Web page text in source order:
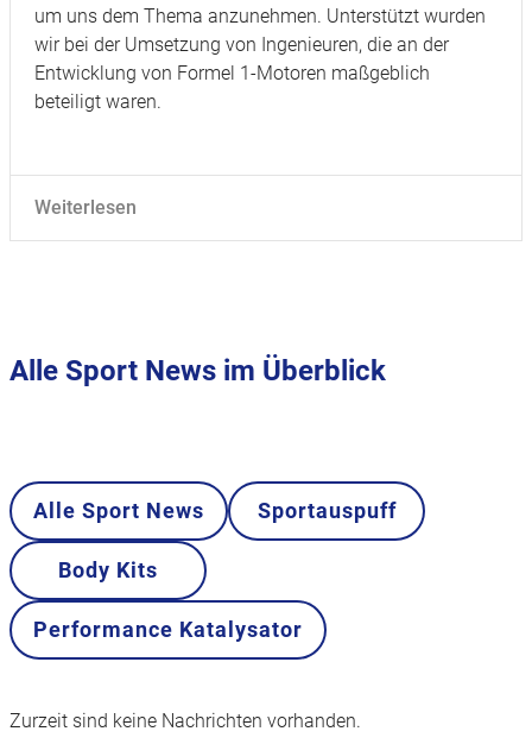
um uns dem Thema anzunehmen. Unterstützt wurden
wir bei der Umsetzung von Ingenieuren, die an der
Entwicklung von Formel 1-Motoren maßgeblich
beteiligt waren.
Weiterlesen
Alle Sport News im Überblick
Alle Sport News Sportauspuff
Body Kits
Performance Katalysator
Zurzeit sind keine Nachrichten vorhanden.